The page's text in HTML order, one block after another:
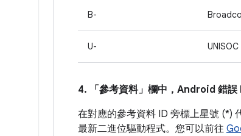
B-
U-
4. 「參考資料」 欄中，Android 錯誤
在對應的參考資料 ID 旁標上星號 (*)
最新二進位驅動程式。您可以前往